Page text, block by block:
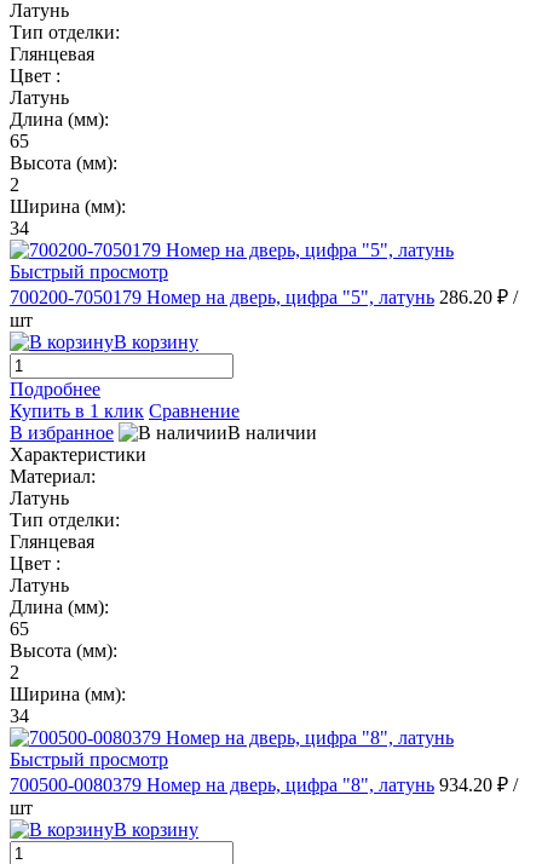
Латунь
Тип отделки:
Глянцевая
Цвет :
Латунь
Длина (мм):
65
Высота (мм):
2
Ширина (мм):
34
Быстрый просмотр
700200-7050179 Номер на дверь, цифра "5", латунь 286.20 ₽ /
шт
В корзину
Подробнее
Купить в 1 клик Сравнение
В избранное
В наличии
Характеристики
Материал:
Латунь
Тип отделки:
Глянцевая
Цвет :
Латунь
Длина (мм):
65
Высота (мм):
2
Ширина (мм):
34
Быстрый просмотр
700500-0080379 Номер на дверь, цифра "8", латунь 934.20 ₽ /
шт
В корзину